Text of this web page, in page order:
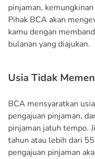
pinjaman,
Pihak BCA akan
kamu dengan
bulanan yang diajukan.
Usia Tidak
BCA mensyaratkan
pengajuan pinjaman,
pinjaman jatuh tempo.
tahun atau lebih dari
pengajuan pinjaman